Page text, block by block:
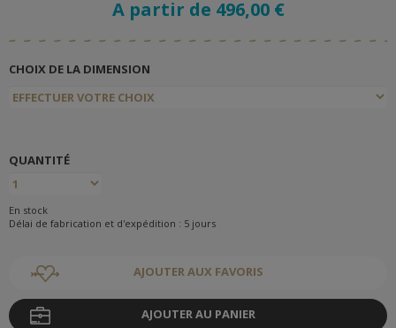
A partir de 496,00 €
CHOIX DE LA DIMENSION
QUANTITÉ
En stock
Délai de fabrication et d'expédition : 5 jours
AJOUTER AUX FAVORIS
AJOUTER AU PANIER